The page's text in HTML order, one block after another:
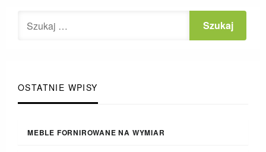
OSTATNIE WPISY
MEBLE FORNIROWANE NA WYMIAR